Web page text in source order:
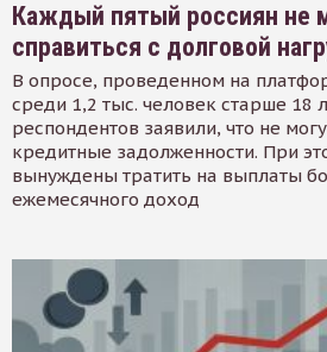
Каждый пятый россиян не
справиться с долговой
В опросе, проведенном на
среди 1,2 тыс. человек старше 18
респондентов заявили, что не
кредитные задолженности. При
вынуждены тратить на выплаты
ежемесячного доход